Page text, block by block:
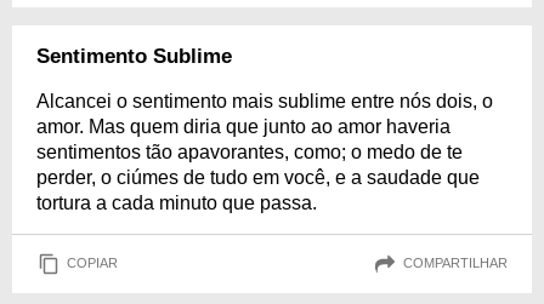
Sentimento Sublime
Alcancei o sentimento mais sublime entre nós dois, o
amor. Mas quem diria que junto ao amor haveria
sentimentos tão apavorantes, como; o medo de te
perder, o ciúmes de tudo em você, e a saudade que
tortura a cada minuto que passa.
COPIAR COMPARTILHAR